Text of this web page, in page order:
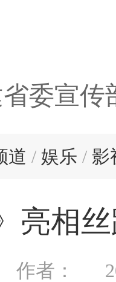
委宣传
道 / 娱乐 / 影
亮相
作者：